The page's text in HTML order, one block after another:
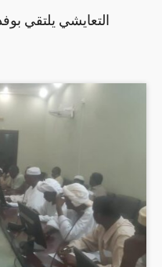
التعايشي يلتقي